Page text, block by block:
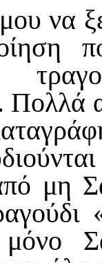
να
Πολλά
μη